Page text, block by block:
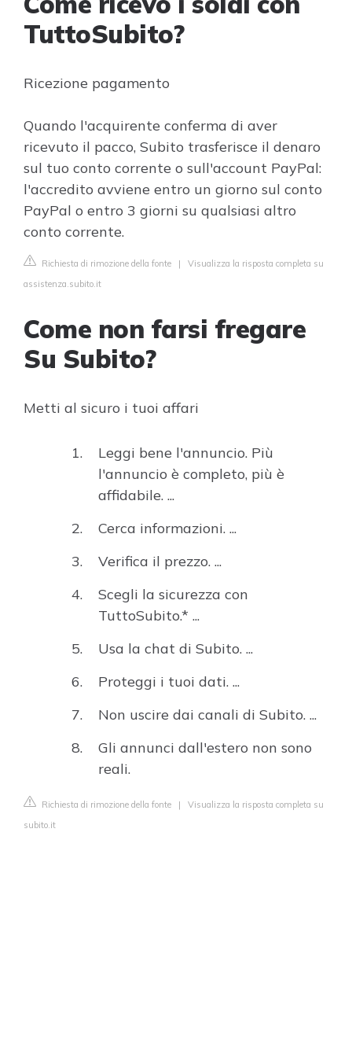
TuttoSubito?
Ricezione pagamento
Quando l'acquirente conferma di aver
ricevuto il pacco, Subito trasferisce il denaro
sul tuo conto corrente o sull'account PayPal:
l'accredito avviene entro un giorno sul conto
PayPal o entro 3 giorni su qualsiasi altro
conto corrente.
Richiesta di rimozione della fonte | Visualizza la risposta completa su
assistenza.subito.it
Come non farsi fregare
Su Subito?
Metti al sicuro i tuoi affari
Leggi bene l'annuncio. Più
l'annuncio è completo, più è
affidabile. ...
Cerca informazioni. ...
Verifica il prezzo. ...
Scegli la sicurezza con
TuttoSubito.* ...
Usa la chat di Subito. ...
Proteggi i tuoi dati. ...
Non uscire dai canali di Subito. ...
Gli annunci dall'estero non sono
reali.
Richiesta di rimozione della fonte | Visualizza la risposta completa su
subito.it